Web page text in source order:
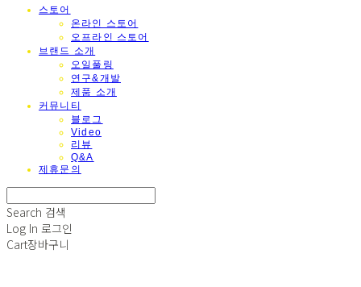
스토어
온라인 스토어
오프라인 스토어
브랜드 소개
오일풀링
연구&개발
제품 소개
커뮤니티
블로그
Video
리뷰
Q&A
제휴문의
Search 검색
Log In 로그인
Cart장바구니